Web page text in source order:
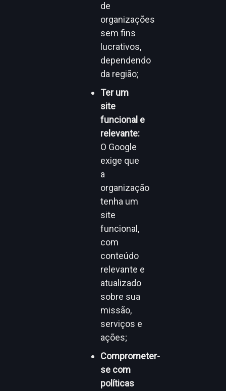
de
organizações
sem fins
lucrativos,
dependendo
da região;
Ter um
site
funcional e
relevante:
O Google
exige que
a
organização
tenha um
site
funcional,
com
conteúdo
relevante e
atualizado
sobre sua
missão,
serviços e
ações;
Comprometer-
se com
políticas